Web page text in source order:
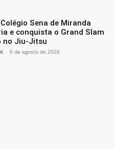
Sena de Miranda
e conquista o Grand Slam
no Jiu-Jitsu
- 6 de agosto de 2026